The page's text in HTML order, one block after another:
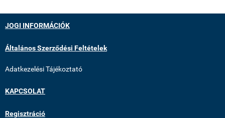
JOGI INFORMÁCIÓK
Általános Szerződési Feltételek
Adatkezelési Tájékoztató
KAPCSOLAT
Regisztráció